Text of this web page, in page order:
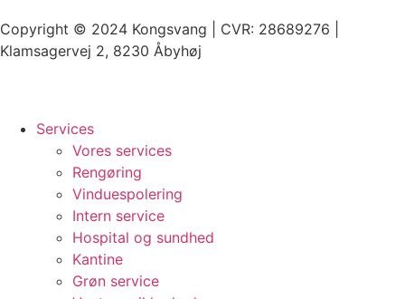
Copyright © 2024 Kongsvang | CVR: 28689276 |
Klamsagervej 2, 8230 Åbyhøj
Services
Vores services
Rengøring
Vinduespolering
Intern service
Hospital og sundhed
Kantine
Grøn service